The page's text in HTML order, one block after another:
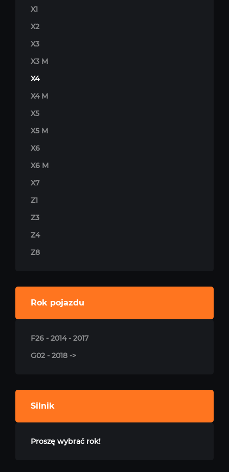
X1
X2
X3
X3 M
X4
X4 M
X5
X5 M
X6
X6 M
X7
Z1
Z3
Z4
Z8
Rok pojazdu
F26 - 2014 - 2017
G02 - 2018 ->
Silnik
Proszę wybrać rok!